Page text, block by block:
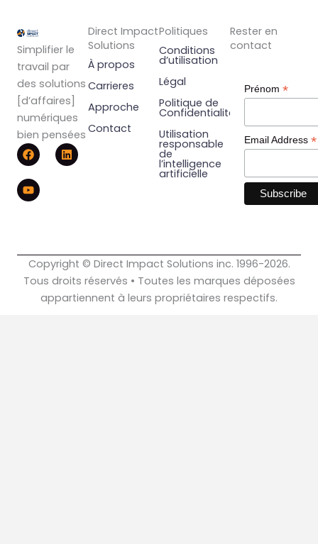
Simplifier le
travail par
des solutions
[d’affaires]
numériques
bien pensées
F
a
c
e
b
o
L
i
n
Y
o
u
t
u
b
Direct Impact
Solutions
À propos
Carrieres
Approche
Contact
Politiques
Conditions
d’utilisation
Légal
Politique de
Confidentialité
Utilisation
responsable
de
l’intelligence
artificielle
Rester en
contact
Prénom *
Email Address *
Copyright © Direct Impact Solutions inc. 1996-2026.
Tous droits réservés • Toutes les marques déposées
appartiennent à leurs propriétaires respectifs.